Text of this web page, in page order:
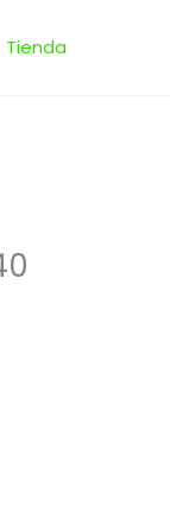
Tienda